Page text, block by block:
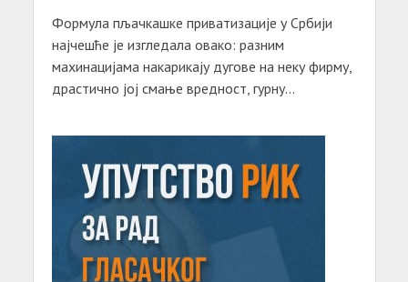
Формула пљачкашке приватизације у Србији
најчешће је изгледала овако: разним
махинацијама накарикају дугове на неку фирму,
драстично јој смање вредност, гурну...